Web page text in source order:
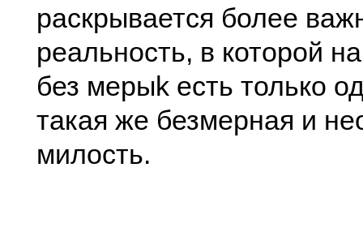
раскрывается более
реальность, в которой
без мерыk есть только
такая же безмерная и
милость.